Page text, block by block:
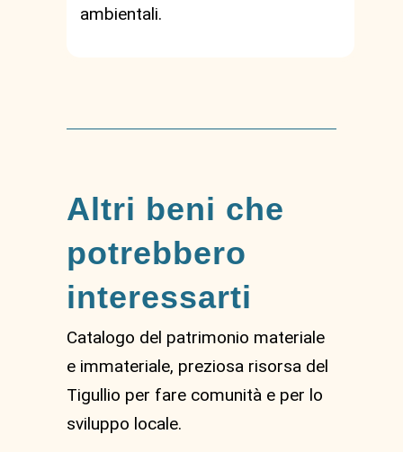
ambientali.
Altri beni che
potrebbero
interessarti
Catalogo del patrimonio materiale
e immateriale, preziosa risorsa del
Tigullio per fare comunità e per lo
sviluppo locale.